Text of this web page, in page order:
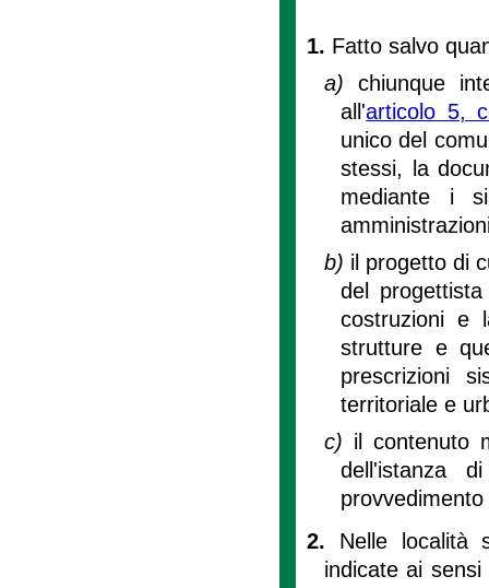
1. Fatto salvo
a) chiunque
all'articolo 5,
unico del
stessi, la
mediante i
b) il progetto di
del
costruzioni e
strutture e
prescrizioni
territoriale e
c) il contenuto
dell'istanza
2. Nelle località
indicate ai sensi